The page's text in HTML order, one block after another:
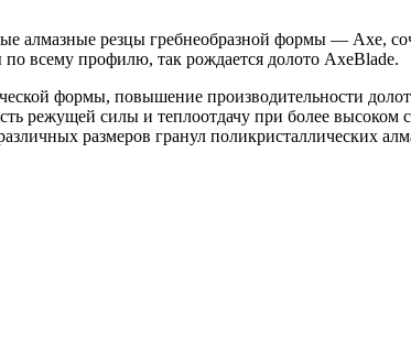
алмазные резцы гребнеобразной формы — Axe,
всему профилю, так рождается долото AxeBlade.
формы, повышение производительности
режущей силы и теплоотдачу при более высоком
размеров гранул поликристаллических